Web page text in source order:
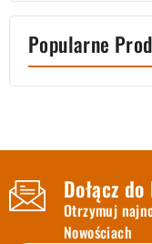
Popularne
Dołącz
Otrzymuj
Nowościach